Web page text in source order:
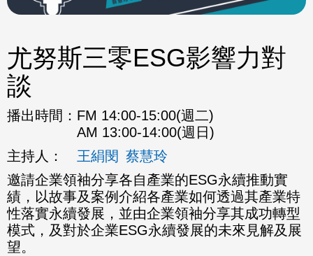
尤努斯三零ESG影響力對
談
播出時間： FM 14:00-15:00(週二)
AM 13:00-14:00(週日)
主持人：
王絹閔 蔡慧玲
邀請企業領袖分享各自產業的ESG永續推動實
績，以故事及案例介紹各產業如何透過其產業特
性落實永續發展，並由企業領袖分享其成功轉型
模式，及對於企業ESG永續發展的未來見解及展
望。